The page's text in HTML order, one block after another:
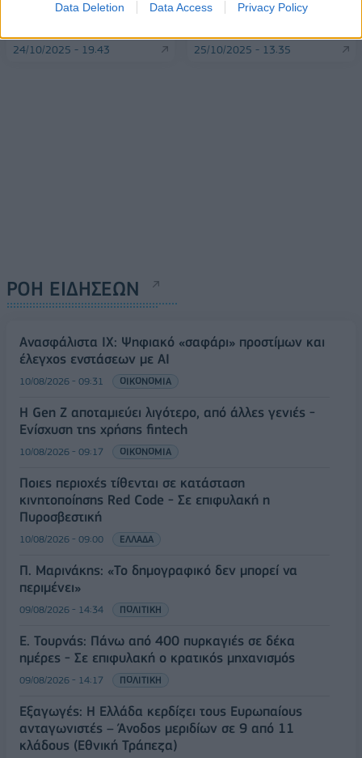
Data Deletion Data Access Privacy Policy
απολογήθηκαν για την
24/10/2025 - 19:43
δήλωσε ο Νίκος
25/10/2025 - 13:35
ΡΟΗ ΕΙΔΗΣΕΩΝ
Ανασφάλιστα ΙΧ: Ψηφιακό «σαφάρι» προστίμων και
έλεγχος ενστάσεων με AI
10/08/2026 - 09:31 ΟΙΚΟΝΟΜΙΑ
Η Gen Z αποταμιεύει λιγότερο, από άλλες γενιές -
Ενίσχυση της χρήσης fintech
10/08/2026 - 09:17 ΟΙΚΟΝΟΜΙΑ
Ποιες περιοχές τίθενται σε κατάσταση
κινητοποίησης Red Code - Σε επιφυλακή η
Πυροσβεστική
10/08/2026 - 09:00 ΕΛΛΑΔΑ
Π. Μαρινάκης: «Το δημογραφικό δεν μπορεί να
περιμένει»
09/08/2026 - 14:34 ΠΟΛΙΤΙΚΗ
Ε. Τουρνάς: Πάνω από 400 πυρκαγιές σε δέκα
ημέρες - Σε επιφυλακή ο κρατικός μηχανισμός
09/08/2026 - 14:17 ΠΟΛΙΤΙΚΗ
Εξαγωγές: Η Ελλάδα κερδίζει τους Ευρωπαίους
ανταγωνιστές – Άνοδος μεριδίων σε 9 από 11
κλάδους (Εθνική Τράπεζα)